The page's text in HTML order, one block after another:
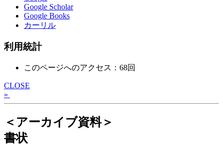
Google Scholar
Google Books
カーリル
利用統計
このページへのアクセス：68回
CLOSE
»
＜アーカイブ資料＞
書状